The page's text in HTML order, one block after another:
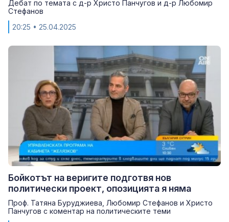
Дебат по темата с д-р Христо Панчугов и д-р Любомир
Стефанов
20:25 • 25.04.2025
Бойкотът на веригите подготвя нов
политически проект, опозицията я няма
Проф. Татяна Буруджиева, Любомир Стефанов и Христо
Панчугов с коментар на политическите теми